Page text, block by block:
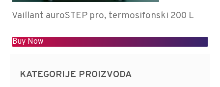
Vaillant auroSTEP pro, termosifonski 200 L
Buy Now
KATEGORIJE PROIZVODA